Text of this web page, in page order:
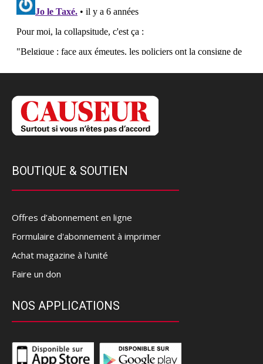
BOUTIQUE & SOUTIEN
Offres d’abonnement en ligne
Formulaire d'abonnement à imprimer
Achat magazine à l'unité
Faire un don
NOS APPLICATIONS